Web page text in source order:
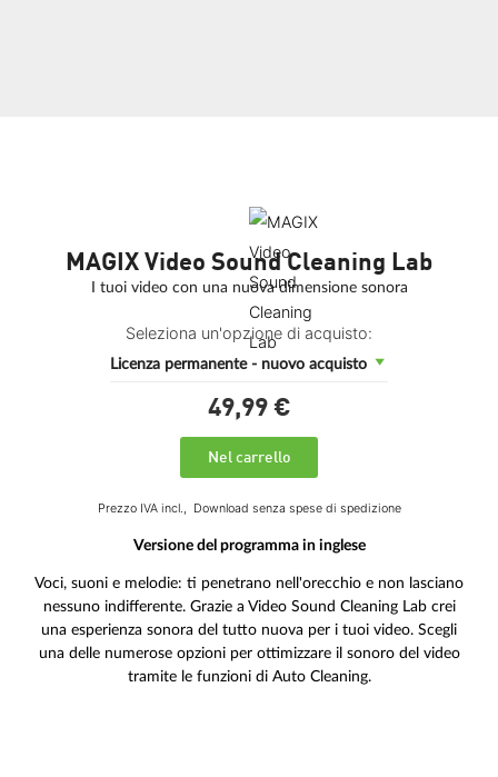
MAGIX Video Sound Cleaning Lab
I tuoi video con una nuova dimensione sonora
Seleziona un'opzione di acquisto:
Licenza permanente - nuovo acquisto
49,99€
Nel carrello
Prezzo IVA incl., Download senza spese di spedizione
Versione del programma in inglese
Voci, suoni e melodie: ti penetrano nell'orecchio e non lasciano
nessuno indifferente. Grazie a Video Sound Cleaning Lab crei
una esperienza sonora del tutto nuova per i tuoi video. Scegli
una delle numerose opzioni per ottimizzare il sonoro del video
tramite le funzioni di Auto Cleaning.